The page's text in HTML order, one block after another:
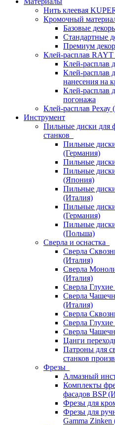
Нить клеевая
Кромочный
Базовые
Стандартные
Премиум
Клей-расплав
Клей-расплав
Клей-расплав
нанесения на
Клей-расплав
погонажа
Клей-расплав Рехау
Инструмент
Пильные диски для
станков
Пильные
(Германия)
Пильные
Пильные
(Япония)
Пильные
(Италия)
Пильные
(Германия)
Пильные
(Польша)
Сверла и оснастка
Сверла
(Италия)
Сверла
(Италия)
Сверла
Сверла
(Италия)
Сверла
Сверла
Сверла
Цанги
Патроны для
станков
Фрезы
Алмазный
Комплекты
фасадов BSP
Фрезы для
Фрезы для
Gamma Zinken